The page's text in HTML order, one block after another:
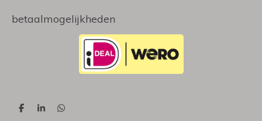
betaalmogelijkheden
D
S
D